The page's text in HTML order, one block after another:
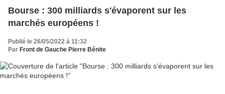
Bourse : 300 milliards s'évaporent sur les
marchés européens !
Publié le 26/05/2022 à 11:32
Par Front de Gauche Pierre Bénite